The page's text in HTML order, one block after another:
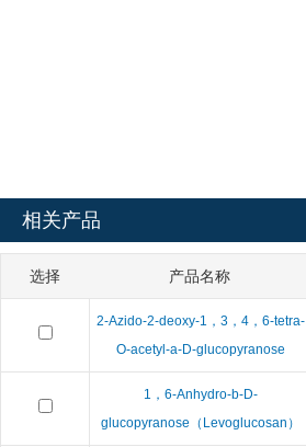
相关产品
选择 产品名称
2-Azido-2-deoxy-1，3，4，6-tetra-
O-acetyl-a-D-glucopyranose
1，6-Anhydro-b-D-
glucopyranose（Levoglucosan）